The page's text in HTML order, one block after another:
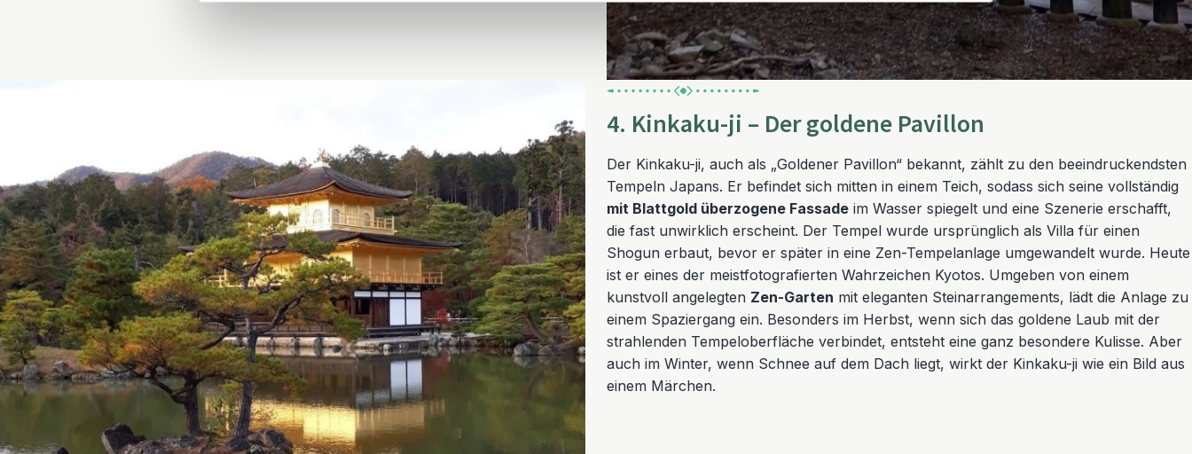
4. Kinkaku-ji – Der goldene Pavillon
Der Kinkaku-ji, auch als „Goldener Pavillon“ bekannt, zählt zu den beeindruckendsten
Tempeln Japans. Er befindet sich mitten in einem Teich, sodass sich seine vollständig
mit Blattgold überzogene Fassade im Wasser spiegelt und eine Szenerie erschafft,
die fast unwirklich erscheint. Der Tempel wurde ursprünglich als Villa für einen
Shogun erbaut, bevor er später in eine Zen-Tempelanlage umgewandelt wurde. Heute
ist er eines der meistfotografierten Wahrzeichen Kyotos. Umgeben von einem
kunstvoll angelegten Zen-Garten mit eleganten Steinarrangements, lädt die Anlage zu
einem Spaziergang ein. Besonders im Herbst, wenn sich das goldene Laub mit der
strahlenden Tempeloberfläche verbindet, entsteht eine ganz besondere Kulisse. Aber
auch im Winter, wenn Schnee auf dem Dach liegt, wirkt der Kinkaku-ji wie ein Bild aus
einem Märchen.